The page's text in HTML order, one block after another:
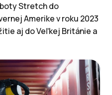
Stretch do
Amerike v roku 2023
aj do Veľkej Británie a